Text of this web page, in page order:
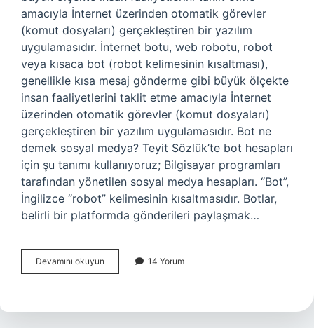
amacıyla İnternet üzerinden otomatik görevler
(komut dosyaları) gerçekleştiren bir yazılım
uygulamasıdır. İnternet botu, web robotu, robot
veya kısaca bot (robot kelimesinin kısaltması),
genellikle kısa mesaj gönderme gibi büyük ölçekte
insan faaliyetlerini taklit etme amacıyla İnternet
üzerinden otomatik görevler (komut dosyaları)
gerçekleştiren bir yazılım uygulamasıdır. Bot ne
demek sosyal medya? Teyit Sözlük’te bot hesapları
için şu tanımı kullanıyoruz; Bilgisayar programları
tarafından yönetilen sosyal medya hesapları. “Bot”,
İngilizce “robot” kelimesinin kısaltmasıdır. Botlar,
belirli bir platformda gönderileri paylaşmak…
Devamını okuyun
Dilinde
Demek
14 Yorum